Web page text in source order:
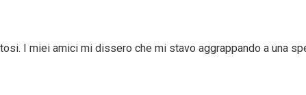
I miei amici mi dissero che mi stavo aggrappando a una